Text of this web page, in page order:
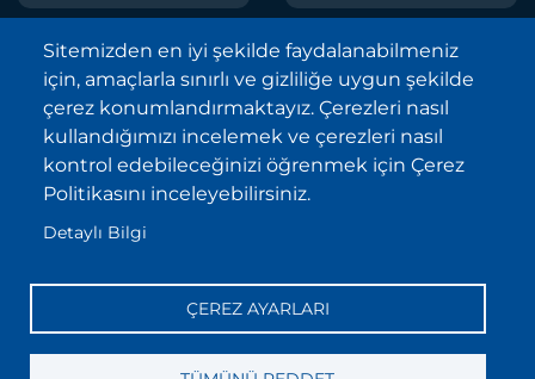
Borsa İstanbul A.Ş. © 2013-2025
Tüm Hakları Saklıdır.
Telif Hakkı ve Çekince İhbarı Bildirimi
Site Haritası
Kişisel Verilerin Korunması (KVKK)
Sıkça Sorulan Sorular
İletişim
Sitemizden en iyi şekilde faydalanabilmeniz
için, amaçlarla sınırlı ve gizliliğe uygun şekilde
çerez konumlandırmaktayız. Çerezleri nasıl
kullandığımızı incelemek ve çerezleri nasıl
kontrol edebileceğinizi öğrenmek için Çerez
Politikasını inceleyebilirsiniz.
Detaylı Bilgi
ÇEREZ AYARLARI